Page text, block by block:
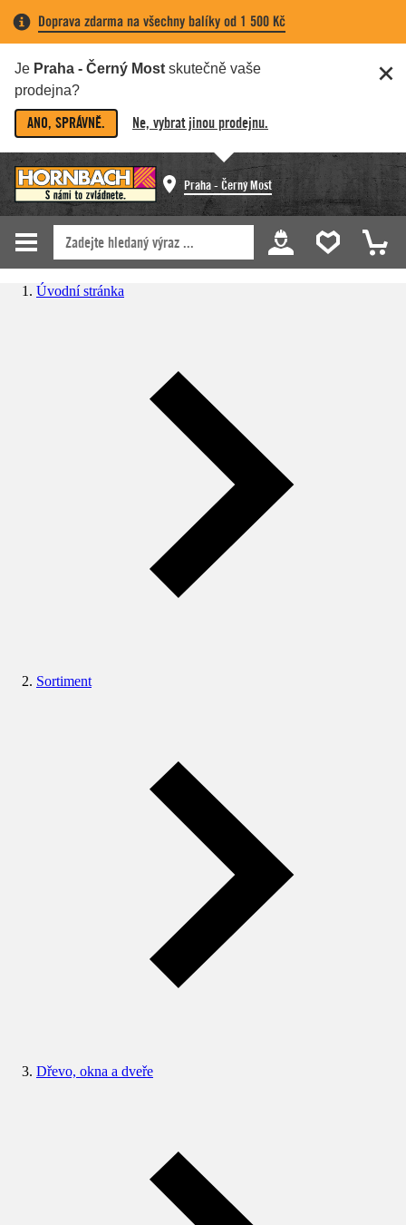
Doprava zdarma na všechny balíky od 1 500 Kč
Je Praha - Černý Most skutečně vaše
prodejna?
ANO, SPRÁVNĚ. Ne, vybrat jinou prodejnu.
Praha - Černý Most
Úvodní stránka
Sortiment
Dřevo, okna a dveře